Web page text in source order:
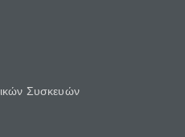
Συσκευών